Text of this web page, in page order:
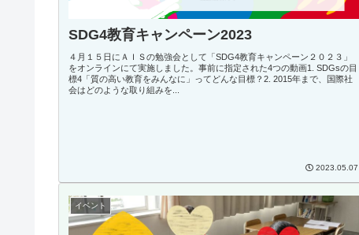
SDG4教育キャンペーン2023
４月１５日にＡＩＳの勉強会として「SDG4教育キャンペーン２０２３」
をオンラインにて実施しました。事前に指定された4つの動画1. SDGsの目
標4「質の高い教育をみんなに」ってどんな目標？2. 2015年まで、国際社
会はどのような取り組みを...
2023.05.07
イベント